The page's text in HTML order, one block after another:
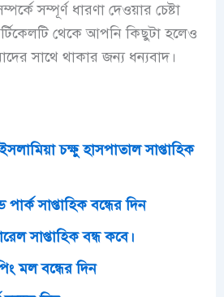
সম্পূর্ণ ধারণা দেওয়ার চেষ্টা
থেকে আপনি কিছুটা হলেও
সাথে থাকার জন্য ধন্যবাদ।
চক্ষু হাসপাতাল সাপ্তাহিক
পার্ক সাপ্তাহিক বন্ধের দিন
সাপ্তাহিক বন্ধ কবে।
মল বন্ধের দিন